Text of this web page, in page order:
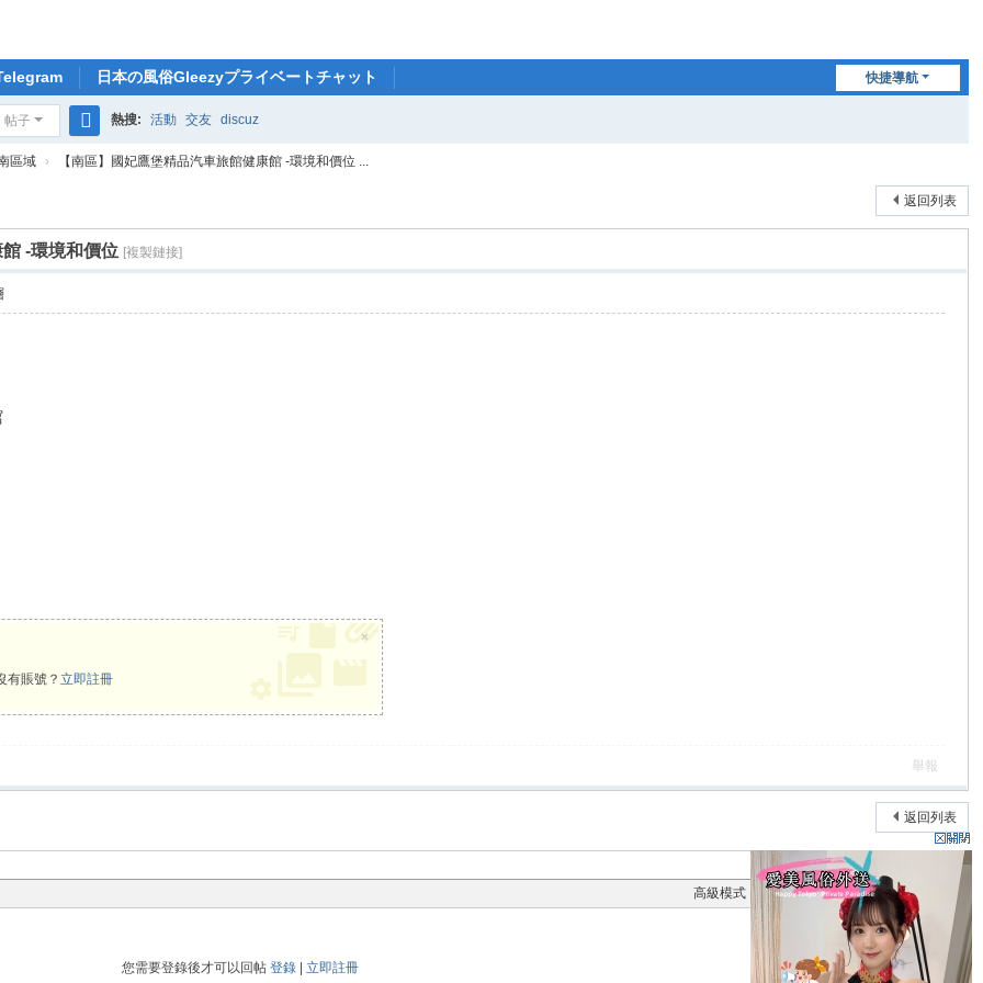
快捷導航
日本の風俗Gleezyプライベートチャット
帖子
搜
熱搜: 活動 交友 discuz
區域 › 【南區】國妃鷹堡精品汽車旅館健康館 -環境和價位 ...
返回列表
-環境和價位 [複製鏈接]
有賬號？立即註冊
×
舉報
返回列表
高級模式
您需要登錄後才可以回帖登錄 |立即註冊